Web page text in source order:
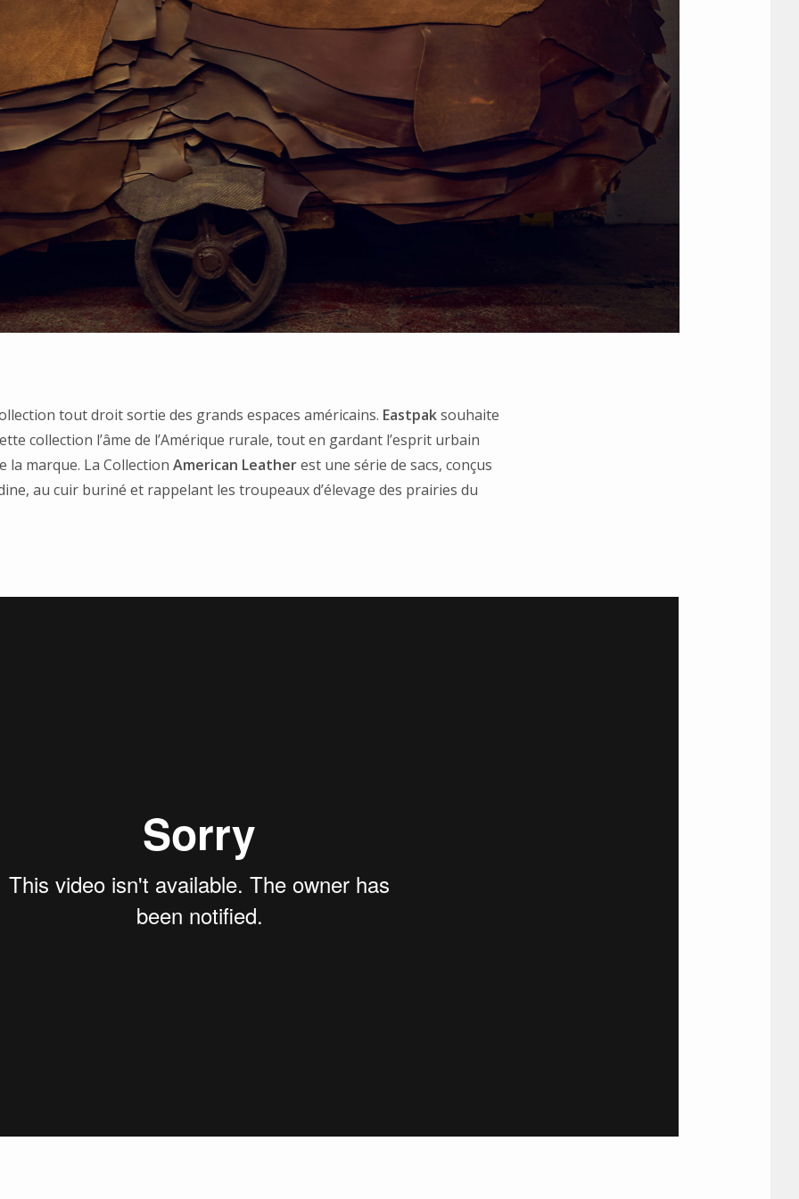
tout droit sortie des grands espaces américains. Eastpaksouhaite
collection l’âme de l’Amérique rurale, tout en gardant l’esprit urbain
la marque. La Collection American Leatherest une série de sacs, conçus
au cuir buriné et rappelant les troupeaux d’élevage des prairies du